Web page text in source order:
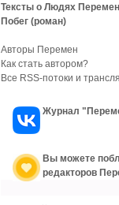
Тексты о Людях Перемен
Побег (роман)
Авторы Перемен
Как стать автором?
Все RSS-потоки и
Журнал
Вы можете
редакторов